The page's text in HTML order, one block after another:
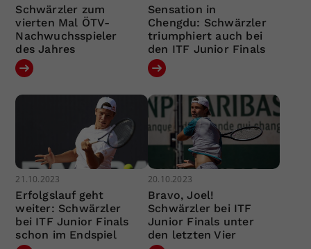
Schwärzler zum
vierten Mal ÖTV-
Nachwuchsspieler
des Jahres
Sensation in
Chengdu: Schwärzler
triumphiert auch bei
den ITF Junior Finals
21.10.2023
Erfolgslauf geht
weiter: Schwärzler
bei ITF Junior Finals
schon im Endspiel
20.10.2023
Bravo, Joel!
Schwärzler bei ITF
Junior Finals unter
den letzten Vier